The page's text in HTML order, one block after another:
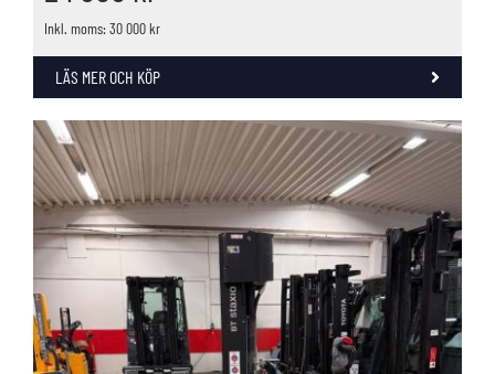
Inkl. moms: 30 000 kr
LÄS MER OCH KÖP